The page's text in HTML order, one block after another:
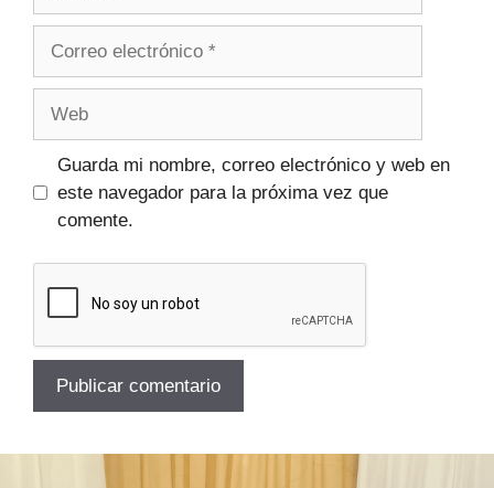
Guarda mi nombre, correo electrónico y web en
este navegador para la próxima vez que
comente.